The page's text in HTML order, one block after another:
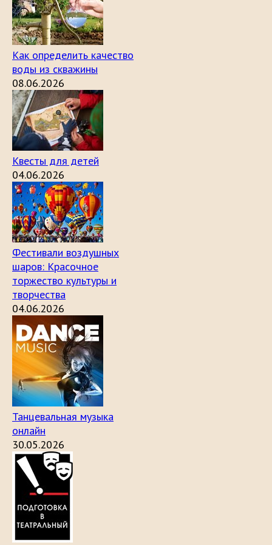
Как определить качество
воды из скважины
08.06.2026
Квесты для детей
04.06.2026
Фестивали воздушных
шаров: Красочное
торжество культуры и
творчества
04.06.2026
Танцевальная музыка
онлайн
30.05.2026